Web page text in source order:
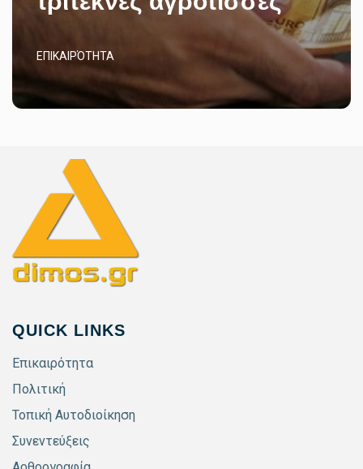
ΕΠΙΚΑΙΡΌΤΗΤΑ
QUICK LINKS
Επικαιρότητα
Πολιτική
Τοπική Αυτοδιοίκηση
Συνεντεύξεις